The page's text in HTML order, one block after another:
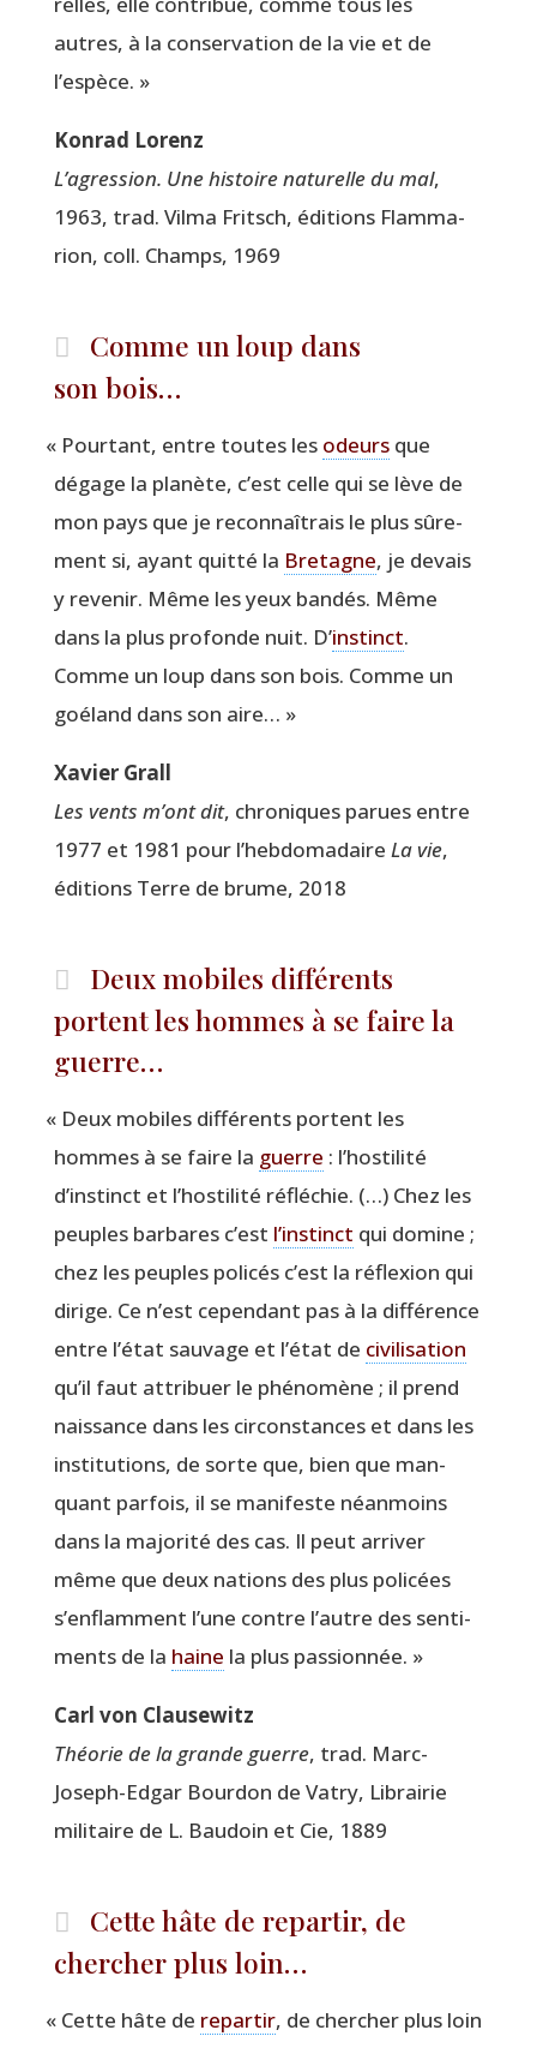
autres, à la conser­va­tion de la vie et de
l’espèce. »
Kon­rad Lorenz
L’a­gres­sion. Une his­toire natu­relle du mal,
1963, trad. Vil­ma Fritsch, édi­tions Flam­ma­
rion, coll. Champs, 1969
Comme un loup dans
son bois…
« Pour­tant, entre toutes les odeurs que
dégage la pla­nète, c’est celle qui se lève de
mon pays que je recon­naî­trais le plus sûre­
ment si, ayant quit­té la Bre­tagne, je devais
y reve­nir. Même les yeux ban­dés. Même
dans la plus pro­fonde nuit. D’ins­tinct.
Comme un loup dans son bois. Comme un
goé­land dans son aire… »
Xavier Grall
Les vents m’ont dit, chro­niques parues entre
1977 et 1981 pour l’hebdomadaire La vie,
édi­tions Terre de brume, 2018
Deux mobiles différents
portent les hommes à se faire la
guerre…
« Deux mobiles dif­fé­rents portent les
hommes à se faire la guerre : l’hostilité
d’instinct et l’hostilité réflé­chie. (…) Chez les
peuples bar­bares c’est l’instinct qui domine ;
chez les peuples poli­cés c’est la réflexion qui
dirige. Ce n’est cepen­dant pas à la dif­fé­rence
entre l’état sau­vage et l’état de civi­li­sa­tion
qu’il faut attri­buer le phé­no­mène ; il prend
nais­sance dans les cir­cons­tances et dans les
ins­ti­tu­tions, de sorte que, bien que man­
quant par­fois, il se mani­feste néan­moins
dans la majo­ri­té des cas. Il peut arri­ver
même que deux nations des plus poli­cées
s’enflamment l’une contre l’autre des sen­ti­
ments de la haine la plus passionnée. »
Carl von Clausewitz
Théo­rie de la grande guerre, trad. Marc-
Joseph-Edgar Bour­don de Vatry, Librai­rie
mili­taire de L. Bau­doin et Cie, 1889
Cette hâte de repartir, de
chercher plus loin…
« Cette hâte de repar­tir, de cher­cher plus loin